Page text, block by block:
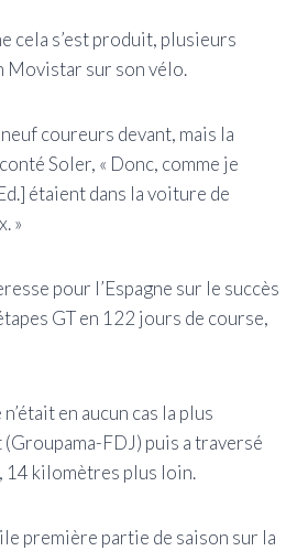
cela s’est produit, plusieurs
Movistar sur son vélo.
coureurs devant, mais la
Soler, « Donc, comme je
étaient dans la voiture de
»
pour l’Espagne sur le succès
GT en 122 jours de course,
en aucun cas la plus
FDJ) puis a traversé
14 kilomètres plus loin.
première partie de saison sur la